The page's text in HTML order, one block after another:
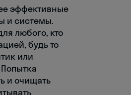
эффективные
и системы.
любого, кто
будь то
или
и очищать